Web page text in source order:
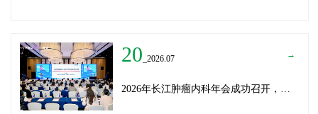
20 _2026.07 →